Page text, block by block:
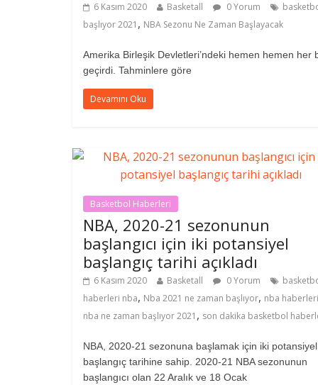
6 Kasım 2020 Basketall 0 Yorum
başlıyor 2021 , NBA Sezonu Ne Zaman Başlayacak
Amerika Birleşik Devletleri’ndeki hemen hemen her
geçirdi. Tahminlere göre
Devamını Oku
Basketbol Haberleri
NBA, 2020-21 sezonunun
başlangıcı için iki potansiyel
başlangıç ​​tarihi açıkladı
6 Kasım 2020 Basketall 0 Yorum
haberleri nba, Nba 2021 ne zaman başlıyor, nba haberleri
nba ne zaman başlıyor 2021 , son dakika basketbol
NBA, 2020-21 sezonuna başlamak için iki potansiyel
başlangıç ​​tarihine sahip. 2020-21 NBA sezonunun
başlangıcı olan 22 Aralık ve 18 Ocak